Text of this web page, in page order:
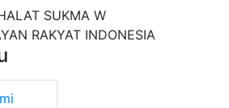
SUKMA W
RAKYAT INDONESIA